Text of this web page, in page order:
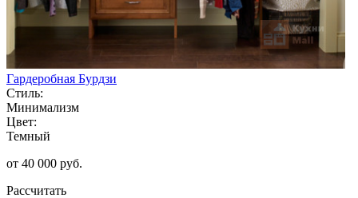
Гардеробная Бурдзи
Стиль:
Минимализм
Цвет:
Темный
от 40 000 руб.
Рассчитать